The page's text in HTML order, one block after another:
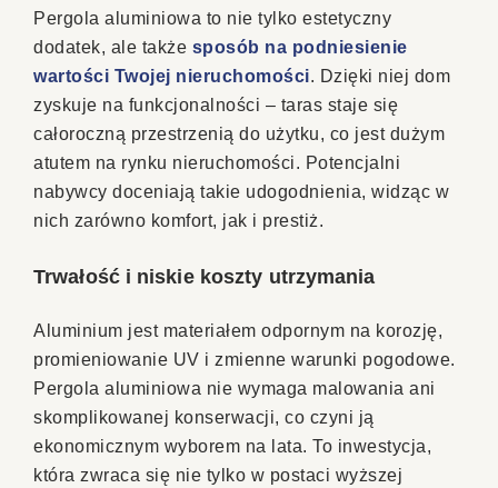
Pergola aluminiowa to nie tylko estetyczny
dodatek, ale także sposób na podniesienie
wartości Twojej nieruchomości. Dzięki niej dom
zyskuje na funkcjonalności – taras staje się
całoroczną przestrzenią do użytku, co jest dużym
atutem na rynku nieruchomości. Potencjalni
nabywcy doceniają takie udogodnienia, widząc w
nich zarówno komfort, jak i prestiż.
Trwałość i niskie koszty utrzymania
Aluminium jest materiałem odpornym na korozję,
promieniowanie UV i zmienne warunki pogodowe.
Pergola aluminiowa nie wymaga malowania ani
skomplikowanej konserwacji, co czyni ją
ekonomicznym wyborem na lata. To inwestycja,
która zwraca się nie tylko w postaci wyższej